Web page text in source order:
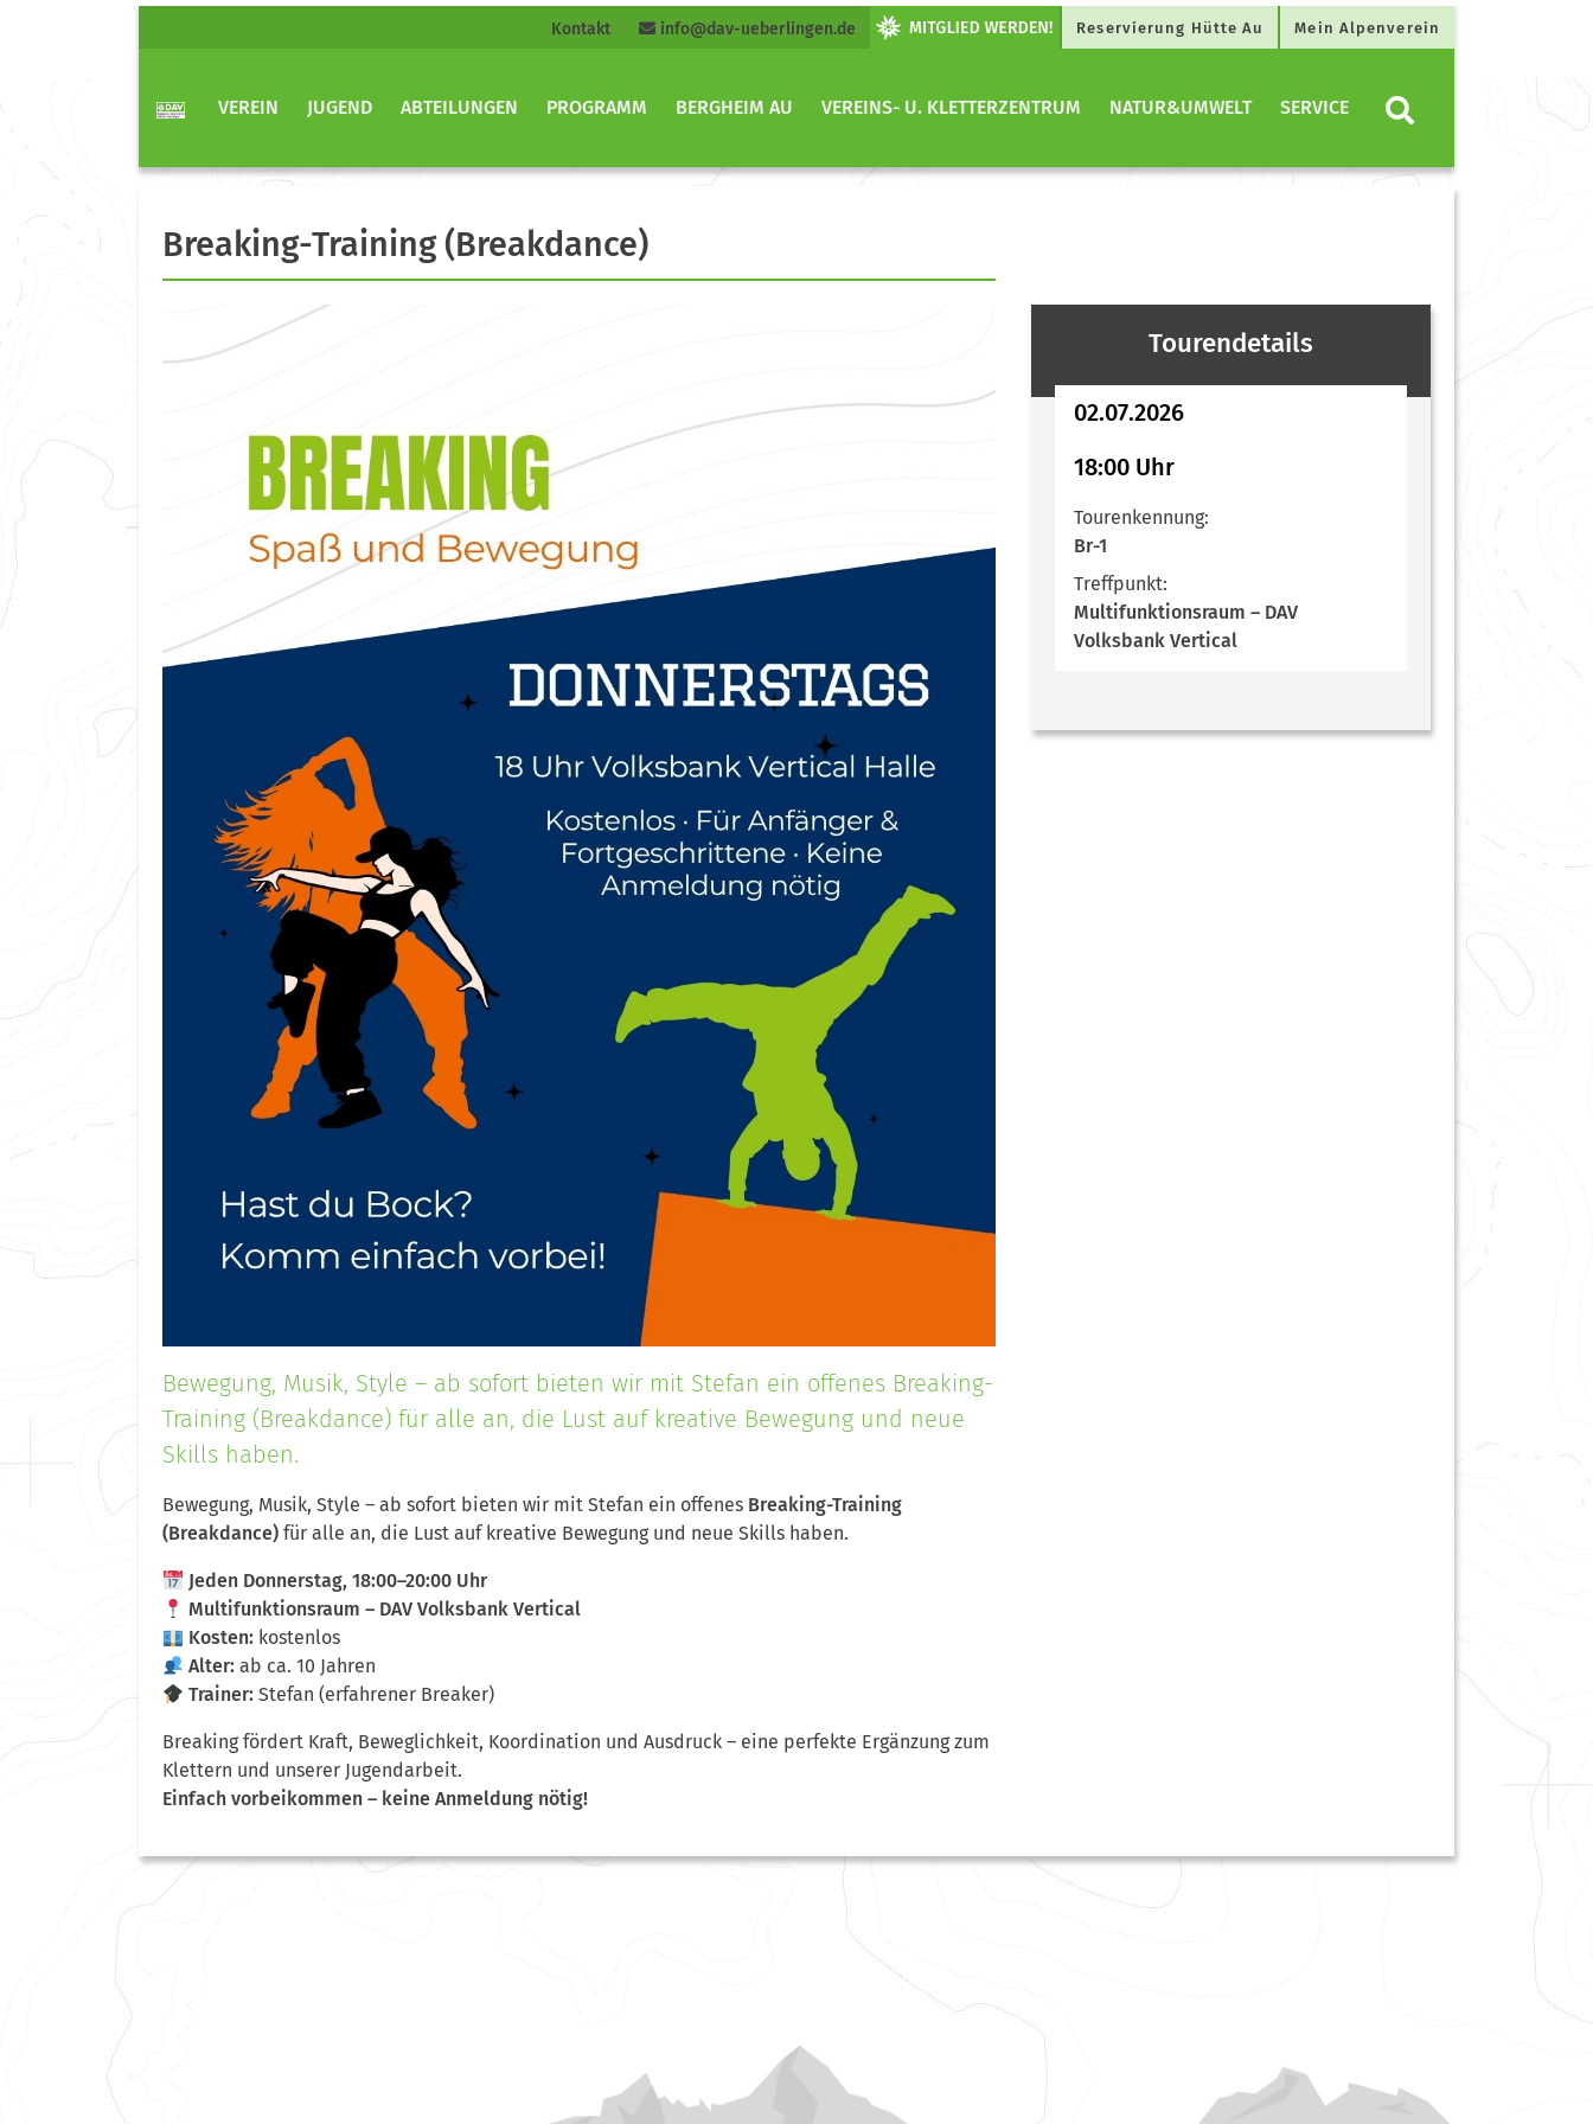
Kontakt info@dav-ueberlingen.de Reservierung Hütte Au Mein Alpenverein
VEREIN JUGEND ABTEILUNGEN PROGRAMM BERGHEIM AU VEREINS- U. KLETTERZENTRUM NATUR&UMWELT SERVICE
Breaking-Training (Breakdance)
Bewegung, Musik, Style – ab sofort bieten wir mit Stefan ein offenes Breaking-
Training (Breakdance) für alle an, die Lust auf kreative Bewegung und neue
Skills haben.
Bewegung, Musik, Style – ab sofort bieten wir mit Stefan ein offenes Breaking-Training
(Breakdance) für alle an, die Lust auf kreative Bewegung und neue Skills haben.
Jeden Donnerstag, 18:00–20:00 Uhr
Multifunktionsraum – DAV Volksbank Vertical
Kosten: kostenlos
Alter: ab ca. 10 Jahren
Trainer: Stefan (erfahrener Breaker)
Breaking fördert Kraft, Beweglichkeit, Koordination und Ausdruck – eine perfekte Ergänzung zum
Klettern und unserer Jugendarbeit.
Einfach vorbeikommen – keine Anmeldung nötig!
Tourendetails
02.07.2026
18:00 Uhr
Tourenkennung:
Br-1
Treffpunkt:
Multifunktionsraum – DAV
Volksbank Vertical